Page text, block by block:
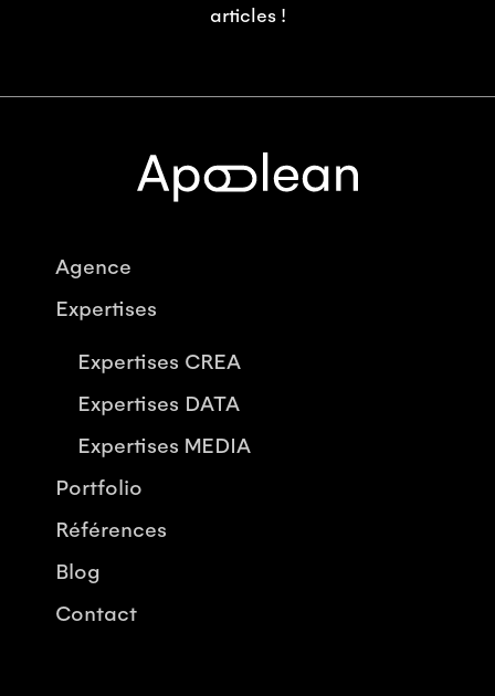
articles !
Agence
Expertises
Expertises CREA
Expertises DATA
Expertises MEDIA
Portfolio
Références
Blog
Contact